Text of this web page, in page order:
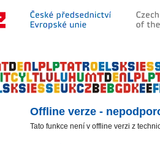
Offline verze -
Tato funkce není v offline verzi z